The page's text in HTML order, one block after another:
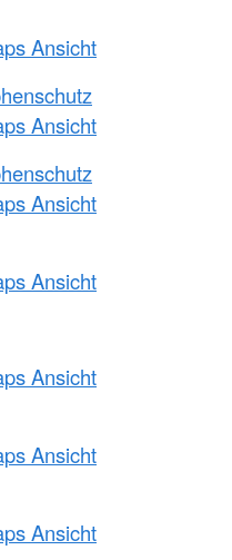
Ansicht
Ansicht
Ansicht
Ansicht
Ansicht
Ansicht
Ansicht